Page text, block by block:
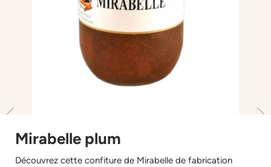
Mirabelle plum
Découvrez cette confiture de Mirabelle de fabrication